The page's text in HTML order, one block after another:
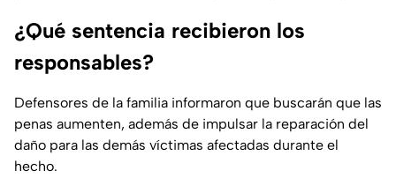
¿Qué sentencia recibieron los
responsables?
Defensores de la familia informaron que buscarán que las
penas aumenten, además de impulsar la reparación del
daño para las demás víctimas afectadas durante el
hecho.